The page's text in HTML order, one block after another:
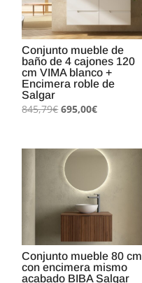
Conjunto mueble de
baño de 4 cajones 120
cm VIMA blanco +
Encimera roble de
Salgar
845,79€El
era:
845,79€.
695,00€El
es:
695,00€.
Conjunto mueble 80 cm
con encimera mismo
acabado BIBA Salgar